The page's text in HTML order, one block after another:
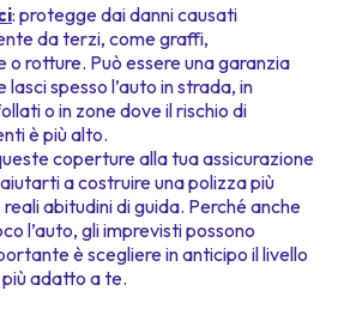
: protegge dai danni causati
da terzi, come graffi,
o rotture. Può essere una garanzia
spesso l’auto in strada, in
o in zone dove il rischio di
è più alto.
coperture alla tua assicurazione
a costruire una polizza più
abitudini di guida. Perché anche
l’auto, gli imprevisti possono
è scegliere in anticipo il livello
adatto a te.